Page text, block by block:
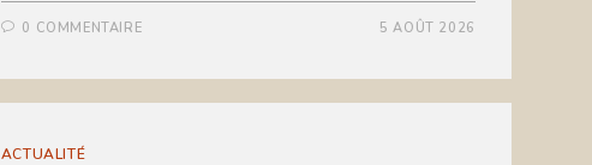
0 COMMENTAIRE 5 AOÛT 2026
ACTUALITÉ